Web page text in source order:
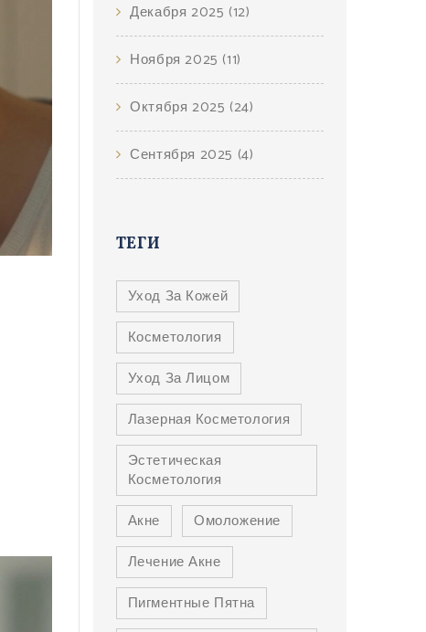
Декабря 2025 (12)
Ноября 2025 (11)
Октября 2025 (24)
Сентября 2025 (4)
ТЕГИ
Уход За Кожей
Косметология
Уход За Лицом
Лазерная Косметология
Эстетическая
Косметология
Акне
Омоложение
Лечение Акне
Пигментные Пятна